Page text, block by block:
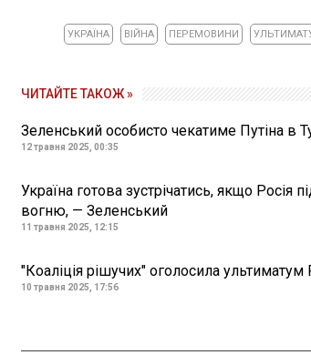
УКРАЇНА ВІЙНА ПЕРЕМОВИНИ
ЧИТАЙТЕ ТАКОЖ »
Зеленський особисто чекатиме Путіна в
12 травня 2025, 00:35
Україна готова зустрічатись, якщо Росія
вогню, — Зеленський
11 травня 2025, 12:15
"Коаліція рішучих" оголосила ультиматум
10 травня 2025, 17:56